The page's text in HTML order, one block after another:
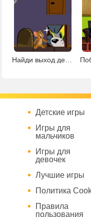
Найди выход детская
Детские игры
Игры для
мальчиков
Игры для
девочек
Лучшие игры
Политика
Правила
пользования